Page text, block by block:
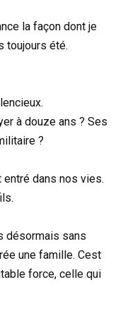
la façon dont je
toujours été.
à douze ans ? Ses
?
dans nos vies.
désormais sans
une famille. Cest
force, celle qui